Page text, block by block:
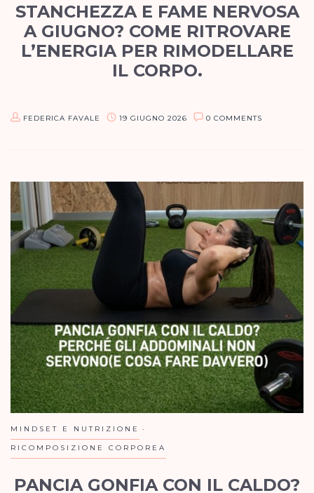
STANCHEZZA E FAME NERVOSA
A GIUGNO? COME RITROVARE
L’ENERGIA PER RIMODELLARE
IL CORPO.
dimagrimento sia solo una questione di “mangiare meno e
FEDERICA FAVALE 19 GIUGNO 2026 0 COMMENTS
MINDSET E NUTRIZIONE
RICOMPOSIZIONE CORPOREA
PANCIA GONFIA CON IL CALDO?